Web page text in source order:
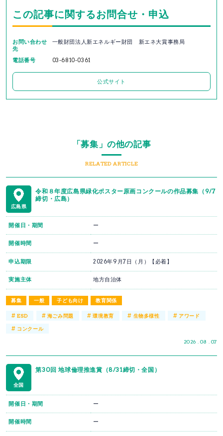
この記事に関するお問合せ・申込
お問い合わせ
先
一般財団法人新エネルギー財団 新エネ大賞事務局
電話番号 03-6810-0361
公式サイト
「募集」の他の記事
RELATED ARTICLE
広島県
令和８年度広島県緑化ポスター原画コンクールの作品募集（9/7
締切・広島）
募集 一般 子ども向け 教育関係
2026 . 08 . 07
開催日・期間 ー
開催時間 ー
申込期限 2026年9月7日（月）【必着】
実施主体 地方自治体
#ESD # 海ごみ問題 #環境教育 # 生物多様性 # アワード
# コンクール
全国
第30回 地球倫理推進賞（8/31締切・全国）
開催日・期間 ー
開催時間 ー